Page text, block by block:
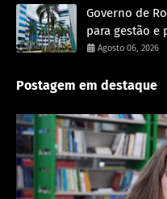
Governo de
para gestão e
Agosto 06, 2026
Postagem em destaque